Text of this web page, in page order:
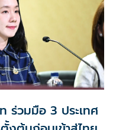
ร่วมมือ 3 ประเทศ